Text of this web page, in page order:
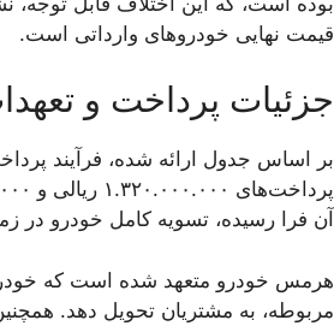
قیمت نهایی خودروهای وارداتی است.
جزئیات پرداخت و
بر اساس جدول ارائه شده، فرآیند
آن فرا رسیده، تسویه کامل خودرو
مربوطه، به مشتریان تحویل دهد.